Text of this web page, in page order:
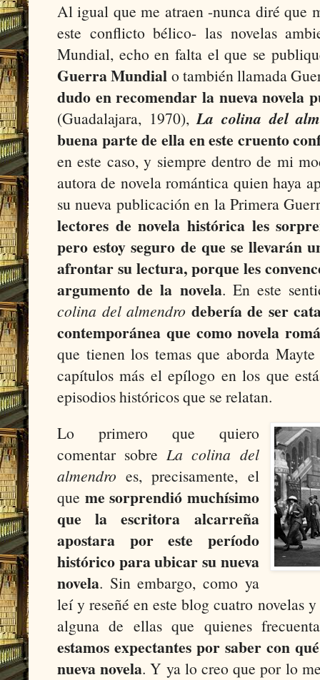
Al igual que me atraen -nunca diré que
este conflicto bélico- las novelas
Mundial, echo en falta el que se
Guerra Mundial o también llamada
dudo en recomendar la nueva novela
(Guadalajara, 1970),La colina del
buena parte de ella en este cruento
en este caso, y siempre dentro de mi
autora de novela romántica quien haya
su nueva publicación en la Primera
lectores de novela histórica les
pero estoy seguro de que se llevarán
afrontar su lectura, porque les
argumento de la novela. En este
colina del almendro debería de ser
contemporánea que como novela
que tienen los temas que aborda
capítulos más el epílogo en los que
episodios históricos que se relatan.
Lo primero que quiero
comentar sobreLa colina del
almendro es, precisamente, el
que me sorprendió muchísimo
que la escritora alcarreña
apostara por este período
histórico para ubicar su nueva
novela. Sin embargo, como ya
leí y reseñé en este blog cuatro novelas
alguna de ellas que quienes
estamos expectantes por saber con
nueva novela. Y ya lo creo que por lo